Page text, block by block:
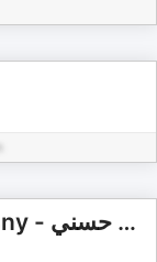
Asweyaa - Mustafa Hosny - أسوياء - قصص حياة الصحابة - مصطفى حسني